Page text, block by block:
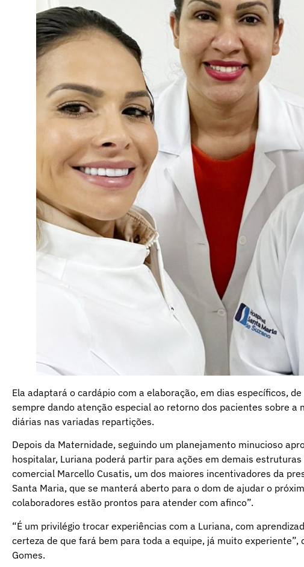
Ela adaptará o cardápio com a elaboração, em dias específicos,
sempre dando atenção especial ao retorno dos pacientes sobre
diárias nas variadas repartições.
Depois da Maternidade, seguindo um planejamento minucioso
hospitalar, Luriana poderá partir para ações em demais
comercial Marcello Cusatis, um dos maiores incentivadores da
Santa Maria, que se manterá aberto para o dom de ajudar o
colaboradores estão prontos para atender com afinco”.
“É um privilégio trocar experiências com a Luriana, com
certeza de que fará bem para toda a equipe, já muito
Gomes.